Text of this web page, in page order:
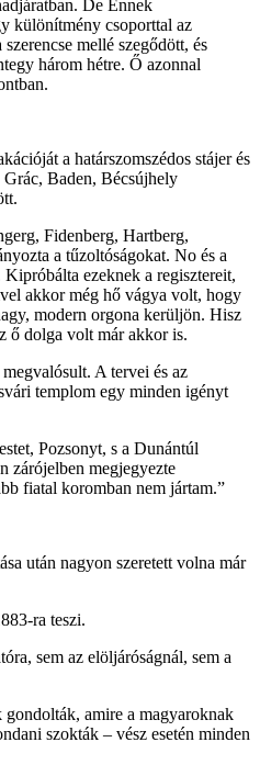
De Ennek
különítmény csoporttal az
mellé szegődött, és
három hétre. Ő azonnal
a határszomszédos stájer és
Grác, Baden, Bécsújhely
Fidenberg, Hartberg,
a tűzoltóságokat. No és a
ezeknek a regisztereit,
akkor még hő vágya volt, hogy
modern orgona kerüljön. Hisz
ő dolga volt már akkor is.
A tervei és az
templom egy minden igényt
Pozsonyt, s a Dunántúl
zárójelben megjegyezte
fiatal koromban nem jártam.”
után nagyon szeretett volna már
ra teszi.
sem az elöljáróságnál, sem a
gondolták, amire a magyaroknak
szokták – vész esetén minden